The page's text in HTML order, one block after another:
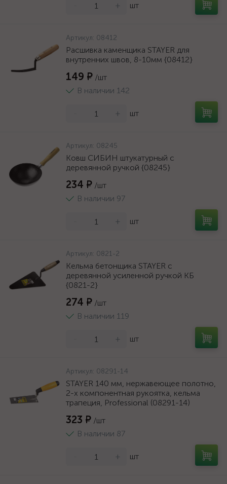
+ шт
Артикул: 08412
Расшивка каменщика STAYER для
внутренних швов, 8-10мм {08412}
149 ₽ /шт
В наличии 142
+ шт
Артикул: 08245
Ковш СИБИН штукатурный с
деревянной ручкой {08245}
234 ₽ /шт
В наличии 97
+ шт
Артикул: 0821-2
Кельма бетонщика STAYER с
деревянной усиленной ручкой КБ
{0821-2}
274 ₽ /шт
В наличии 119
+ шт
Артикул: 08291-14
STAYER 140 мм, нержавеющее полотно,
2-х компонентная рукоятка, кельма
трапеция, Professional (08291-14)
323 ₽ /шт
В наличии 87
+ шт